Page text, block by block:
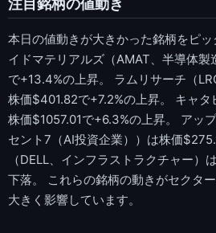
注目銘柄の値動き
本日の値動きが大きかった銘柄をピ
イドマテリアルズ（AMAT、半導体
で+13.4%の上昇。 ラムリサーチ（
株価$401.82で+7.2%の上昇。 キャタ
株価$1057.01で+6.3%の上昇。 アッ
セント7（AI投資企業））は株価
（DELL、インフラストラクチャー
下落。 これらの銘柄の動きがセクタ
大きく影響しています。